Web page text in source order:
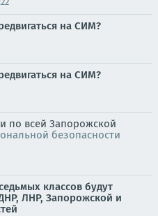
на СИМ?
на СИМ?
по всей Запорожской
безопасности
классов будут
ЛНР, Запорожской и